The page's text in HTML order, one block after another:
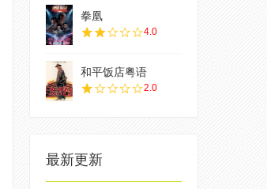
拳凰
4.0
和平饭店粤语
2.0
最新更新